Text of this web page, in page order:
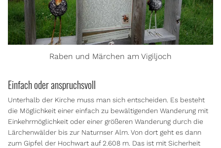
Raben und Märchen am Vigiljoch
Einfach oder anspruchsvoll
Unterhalb der Kirche muss man sich entscheiden. Es besteht
die Möglichkeit einer einfach zu bewältigenden Wanderung mit
Einkehrmöglichkeit oder einer größeren Wanderung durch die
Lärchenwälder bis zur Naturnser Alm. Von dort geht es dann
zum Gipfel der Hochwart auf 2.608 m. Das ist mit Sicherheit